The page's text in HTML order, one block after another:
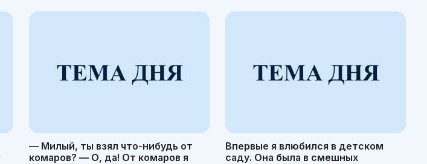
— Милый, ты взял что-нибудь от
комаров? — О, да! От комаров я
Впервые я влюбился в детском
саду. Она была в смешных